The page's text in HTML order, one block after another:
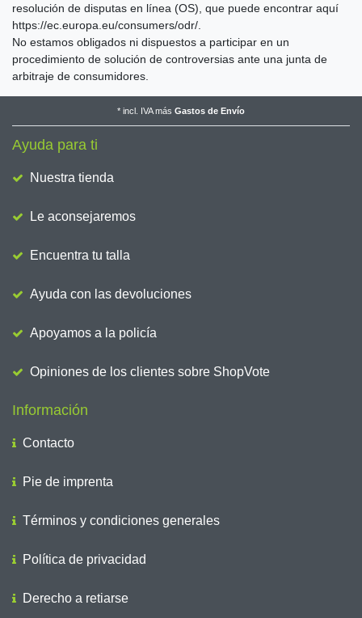
resolución de disputas en línea (OS), que puede encontrar aquí
https://ec.europa.eu/consumers/odr/.
No estamos obligados ni dispuestos a participar en un
procedimiento de solución de controversias ante una junta de
arbitraje de consumidores.
* incl. IVAmás Gastos de Envío
Ayuda para ti
Nuestra tienda
Le aconsejaremos
Encuentra tu talla
Ayuda con las devoluciones
Apoyamos a la policía
Opiniones de los clientes sobre ShopVote
Información
Contacto
Pie de imprenta
Términos y condiciones generales
Política de privacidad
Derecho a retiarse